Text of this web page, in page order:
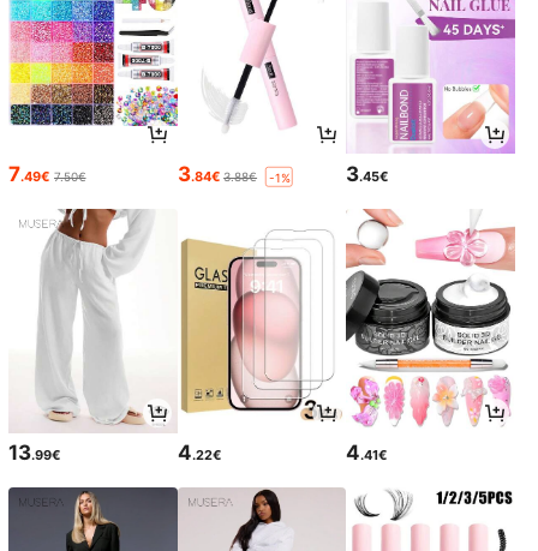
7.49€ 7.50€ 3.84€ 3.88€ -1% 3.45€
13.99€ 4.22€ 4.41€